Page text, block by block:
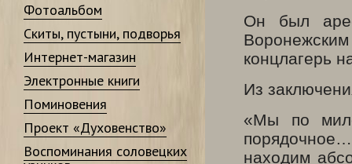
Фотоальбом
Скиты, пустыни, подворья
Интернет-магазин
Электронные книги
Поминовения
Проект «Духовенство»
Воспоминания соловецких
Он был
концлагерь
Из
«Мы по
находим